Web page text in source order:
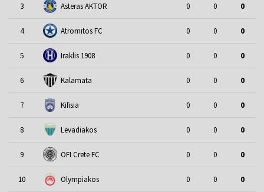
3 Asteras AKTOR 0 0 0
4 Atromitos FC 0 0 0
5 Iraklis 1908 0 0 0
6 Kalamata 0 0 0
7 Kifisia 0 0 0
8 Levadiakos 0 0 0
9 OFI Crete FC 0 0 0
10 Olympiakos 0 0 0